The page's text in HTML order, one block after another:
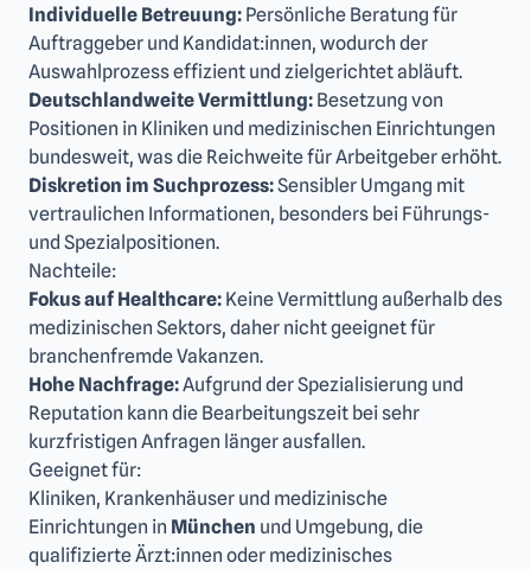
Individuelle Betreuung: Persönliche Beratung für
Auftraggeber und Kandidat:innen, wodurch der
Auswahlprozess effizient und zielgerichtet abläuft.
Deutschlandweite Vermittlung: Besetzung von
Positionen in Kliniken und medizinischen Einrichtungen
bundesweit, was die Reichweite für Arbeitgeber erhöht.
Diskretion im Suchprozess:Sensibler Umgang mit
vertraulichen Informationen, besonders bei Führungs-
und Spezialpositionen.
Nachteile:
Fokus auf Healthcare: Keine Vermittlung außerhalb des
medizinischen Sektors, daher nicht geeignet für
branchenfremde Vakanzen.
Hohe Nachfrage:Aufgrund der Spezialisierung und
Reputation kann die Bearbeitungszeit bei sehr
kurzfristigen Anfragen länger ausfallen.
Geeignet für:
Kliniken, Krankenhäuser und medizinische
Einrichtungen in München und Umgebung, die
qualifizierte Ärzt:innen oder medizinisches